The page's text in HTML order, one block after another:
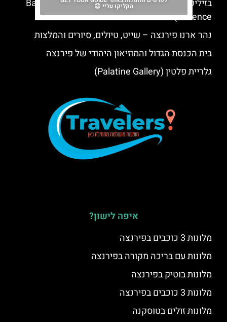
בזיליקת סנטה קרוצ'ה (Basilica of Santa Croce in
Florence)
נהר ארנו פירנצה – שייט, טיולים, סיורים והמלצות
בית הכנסת הגדול והמוזיאון היהודי של פירנצה
גלריית פלטין (Palatine Gallery)
איפה לישון?
מלונות 3 כוכבים בפירנצה
מלונות עם בריכה מקורה בפירנצה
מלונות בוטיק בפירנצה
מלונות 3 כוכבים בפירנצה
מלונות זולים בטוסקנה
הקליקו עליי 😊